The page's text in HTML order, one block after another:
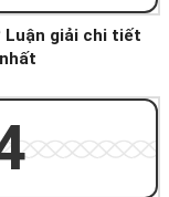
Luận giải chi tiết